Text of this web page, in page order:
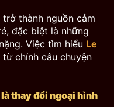
trở thành nguồn cảm
đặc biệt là những
Việc tìm hiểu Le
chính câu chuyện
thay đổi ngoại hình